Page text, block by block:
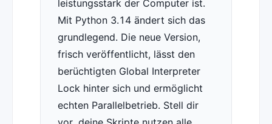
leistungsstark der Computer ist.
Mit Python 3.14 ändert sich das
grundlegend. Die neue Version,
frisch veröffentlicht, lässt den
berüchtigten Global Interpreter
Lock hinter sich und ermöglicht
echten Parallelbetrieb. Stell dir